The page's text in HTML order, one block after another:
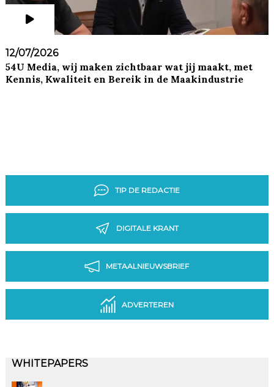
12/07/2026
54U Media, wij maken zichtbaar wat jij maakt, met
Kennis, Kwaliteit en Bereik in de Maakindustrie
TIP DE REDACTIE
DIGITALE KRANT
METAALNIEUWSBRIEF
ADVERTEREN
WHITEPAPERS